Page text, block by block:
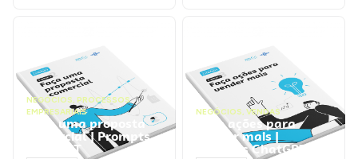
NEGÓCIOS, PROCESSOS
EMPRESARIAIS
Faça uma proposta
comercial | Prompts
ChatGPT
NEGÓCIOS, VENDAS
Faça ações para
vender mais |
Prompts ChatGPT